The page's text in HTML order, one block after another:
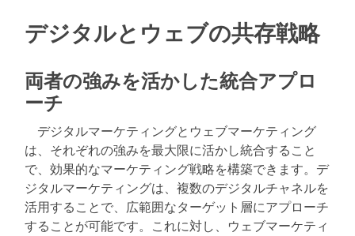
デジタルとウェブの共存戦略
両者の強みを活かした統合アプロ
ーチ
デジタルマーケティングとウェブマーケティング
は、それぞれの強みを最大限に活かし統合すること
で、効果的なマーケティング戦略を構築できます。デ
ジタルマーケティングは、複数のデジタルチャネルを
活用することで、広範囲なターゲット層にアプローチ
することが可能です。これに対し、ウェブマーケティ